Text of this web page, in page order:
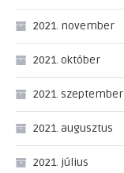
2021. november
2021. október
2021. szeptember
2021. augusztus
2021. július